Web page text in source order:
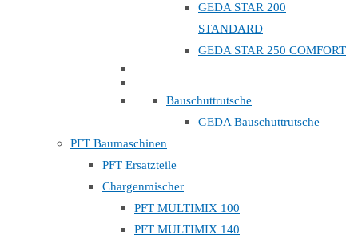
GEDA STAR 200
STANDARD
GEDA STAR 250 COMFORT
Bauschuttrutsche
GEDA Bauschuttrutsche
PFT Baumaschinen
PFT Ersatzteile
Chargenmischer
PFT MULTIMIX 100
PFT MULTIMIX 140